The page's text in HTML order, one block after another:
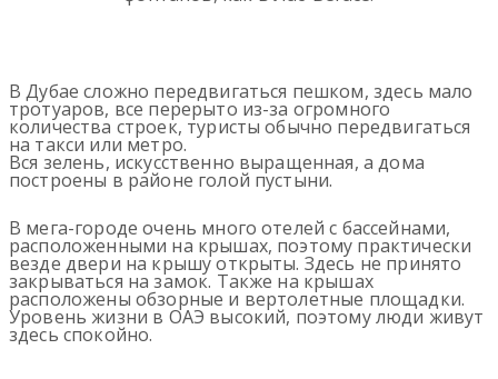
В Дубае сложно передвигаться пешком, здесь мало
тротуаров, все перерыто из-за огромного
количества строек, туристы обычно передвигаться
на такси или метро.
Вся зелень, искусственно выращенная, а дома
построены в районе голой пустыни.
В мега-городе очень много отелей с бассейнами,
расположенными на крышах, поэтому практически
везде двери на крышу открыты. Здесь не принято
закрываться на замок. Также на крышах
расположены обзорные и вертолетные площадки.
Уровень жизни в ОАЭ высокий, поэтому люди живут
здесь спокойно.